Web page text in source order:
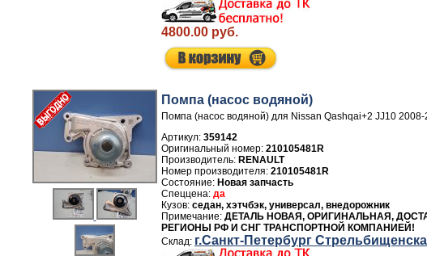
4800.00 руб.
Помпа (насос водяной)
Помпа (насос водяной) для Nissan Qashqai+2 JJ10
Артикул: 359142
210105481R
Производитель: RENAULT
Номер производителя: 210105481R
Новая запчасть
да
седан, хэтчбэк, универсал, внедорожник
ДЕТАЛЬ НОВАЯ, ОРИГИНАЛЬНАЯ,
РЕГИОНЫ РФ И СНГ ТРАНСПОРТНОЙ КОМПАНИЕЙ!
г.Санкт-Петербург